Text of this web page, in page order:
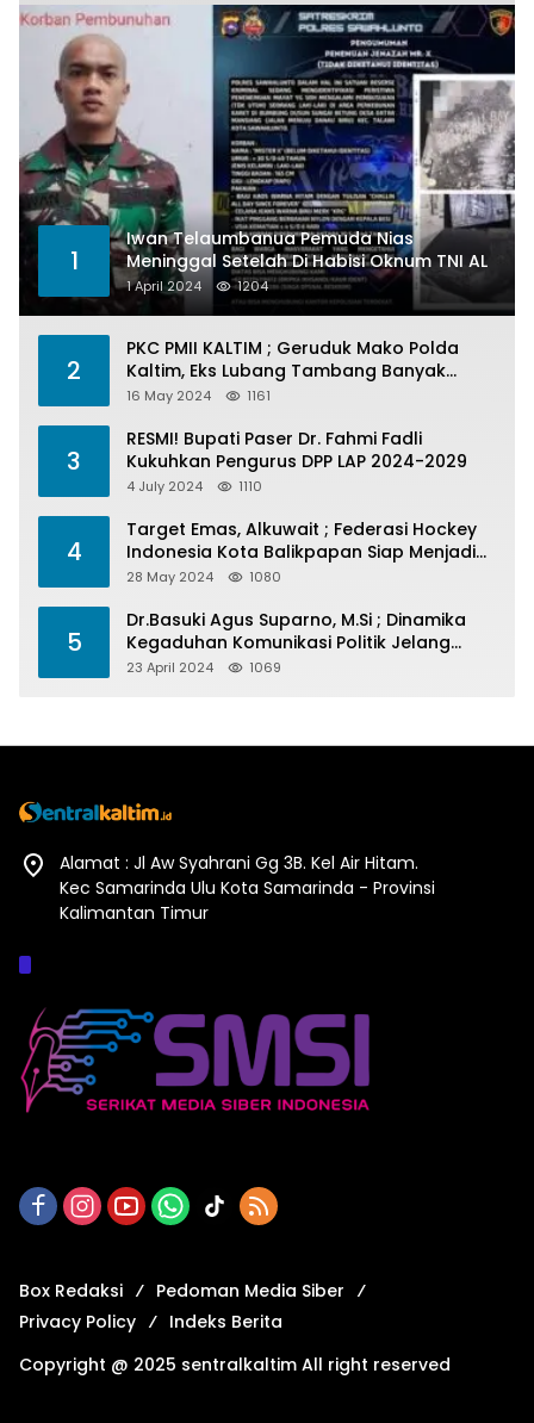
1
Iwan Telaumbanua Pemuda Nias
Meninggal Setelah Di Habisi Oknum TNI AL
1 April 2024 1204
2
PKC PMII KALTIM ; Geruduk Mako Polda
Kaltim, Eks Lubang Tambang Banyak
Menelan Korban
16 May 2024 1161
3
RESMI! Bupati Paser Dr. Fahmi Fadli
Kukuhkan Pengurus DPP LAP 2024-2029
4 July 2024 1110
4
Target Emas, Alkuwait ; Federasi Hockey
Indonesia Kota Balikpapan Siap Menjadi
Barometer Prestasi Di Kaltim
28 May 2024 1080
5
Dr.Basuki Agus Suparno, M.Si ; Dinamika
Kegaduhan Komunikasi Politik Jelang
Pesta Politik 2024
23 April 2024 1069
Alamat : Jl Aw Syahrani Gg 3B. Kel Air Hitam.
Kec Samarinda Ulu Kota Samarinda - Provinsi
Kalimantan Timur
Box Redaksi
Pedoman Media Siber
Privacy Policy
Indeks Berita
Copyright @ 2025 sentralkaltim All right reserved